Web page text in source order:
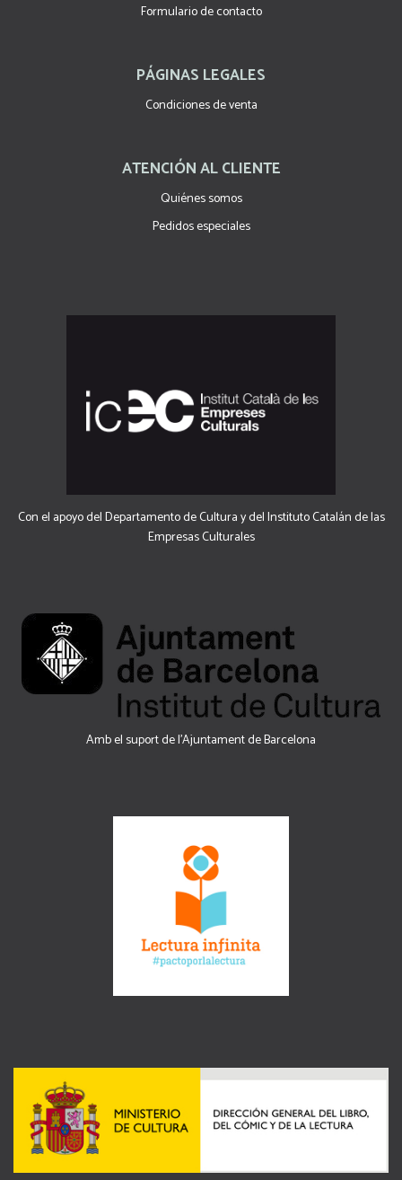
Formulario de contacto
PÁGINAS LEGALES
Condiciones de venta
ATENCIÓN AL CLIENTE
Quiénes somos
Pedidos especiales
Con el apoyo del Departamento de Cultura y del Instituto Catalán de las
Empresas Culturales
Amb el suport de l’Ajuntament de Barcelona